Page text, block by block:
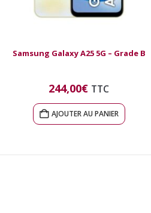
Samsung Galaxy A25 5G – Grade B
244,00€ TTC
AJOUTER AU PANIER